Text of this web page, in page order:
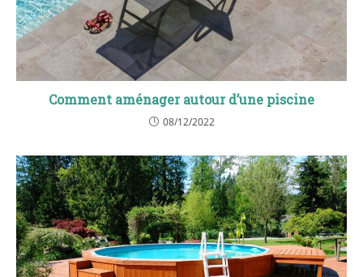
Comment aménager autour d’une piscine
08/12/2022